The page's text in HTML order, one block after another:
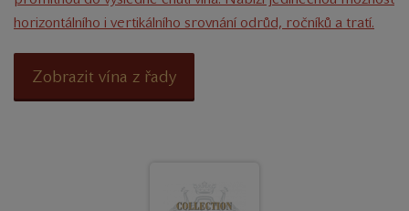
horizontálního i vertikálního srovnání odrůd, ročníků a tratí.
Zobrazit vína z řady